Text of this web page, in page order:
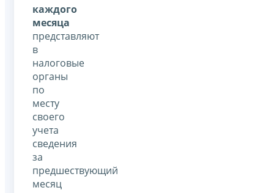
каждого
месяца
представляют
в
налоговые
органы
по
месту
своего
учета
сведения
за
предшествующий
месяц